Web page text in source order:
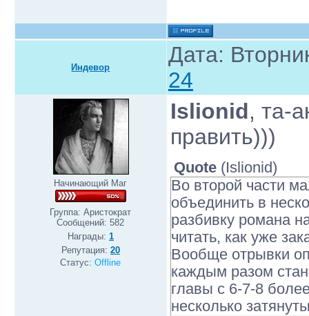
Индевор
Дата:
24
Начинающий Маг
Группа: Аристократ
Сообщений:582
Награды: 1
Репутация: 20
Статус:Offline
Islionid, та-
править)))
Quote (Islionid)
Во второй части
объединить в
разбивку романа
читать, как уже
Вообще отрывки
каждым разом
главы с 6-7-8
несколько